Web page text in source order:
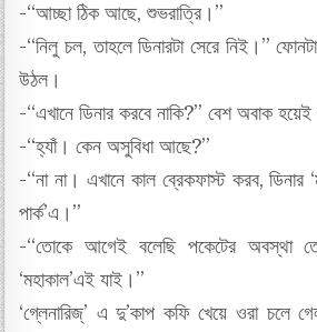
-“আচ্ছা ঠিক আছে, শুভরাত্রি।”
-“নিলু চল, তাহলে ডিনারটা সেরে নিই।”
উঠল।
-“এখানে ডিনার করবে নাকি?” বেশ অবাক
-“হ্যাঁ। কেন অসুবিধা আছে?”
-“না না। এখানে কাল ব্রেকফাস্ট করব, ডিনার
পার্ক’এ।”
-“তোকে আগেই বলেছি পকেটের অবস্থা
‘মহাকাল’এই যাই।”
‘গ্লেনারিজ্’ এ দু’কাপ কফি খেয়ে ওরা চলে